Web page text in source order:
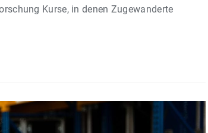
Kurse, in denen Zugewanderte